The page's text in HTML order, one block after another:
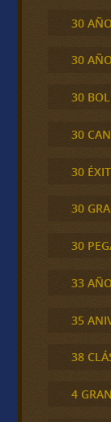
30
30
30
30
30
30
30
33
35
38
4